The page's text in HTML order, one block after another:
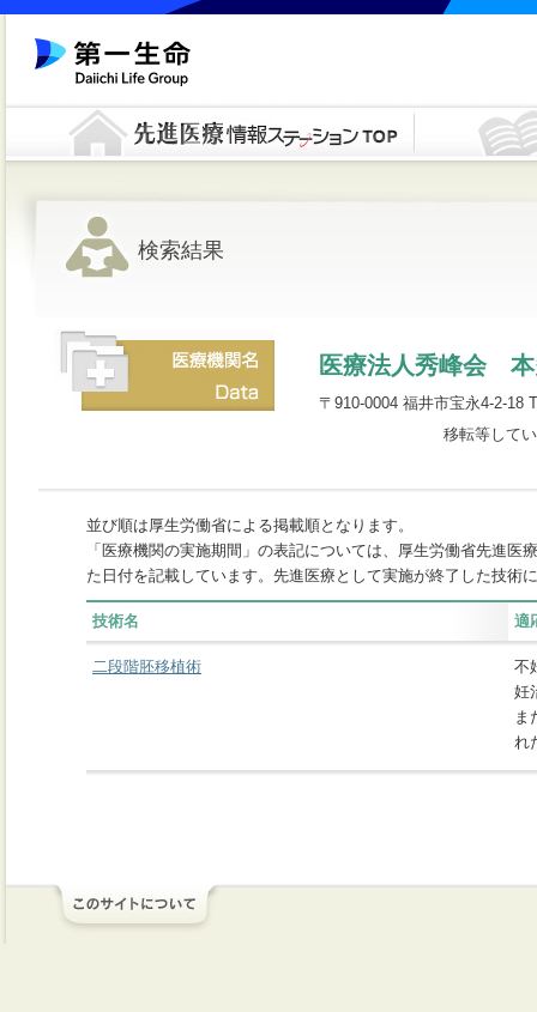
検索結果
医療法人秀峰会 本
〒910-0004 福井市宝永4‐2‐18
移転等して
並び順は厚生労働省による掲載順となります。
「医療機関の実施期間」の表記については、厚生労働省先進
た日付を記載しています。先進医療として実施が終了した技術
技術名 適
二段階胚移植術
不
妊
ま
れ